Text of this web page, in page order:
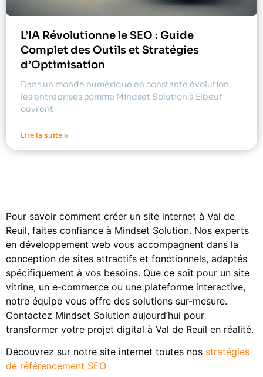
L’IA Révolutionne le SEO : Guide
Complet des Outils et Stratégies
d’Optimisation
Dans un monde numérique en constante évolution,
les entreprises comme Mindset Solution à Elbeuf
ouvrent
Lire la suite »
Pour savoir comment créer un site internet à Val de
Reuil, faites confiance à Mindset Solution. Nos experts
en développement web vous accompagnent dans la
conception de sites attractifs et fonctionnels, adaptés
spécifiquement à vos besoins. Que ce soit pour un site
vitrine, un e-commerce ou une plateforme interactive,
notre équipe vous offre des solutions sur-mesure.
Contactez Mindset Solution aujourd’hui pour
transformer votre projet digital à Val de Reuil en réalité.
Découvrez sur notre site internet toutes nos stratégies
de référencement SEO